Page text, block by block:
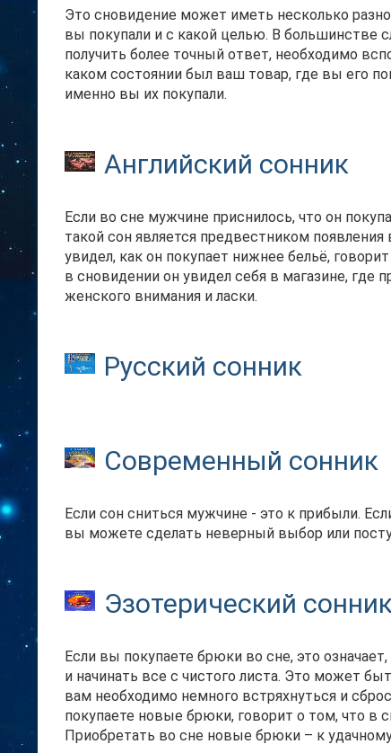
Это сновидение может иметь несколько
вы покупали и с какой целью. В большинстве
получить более точный ответ, необходимо
каком состоянии был ваш товар, где вы его
именно вы их покупали.
Английский сонник
Если во сне мужчине приснилось, что он
такой сон является предвестником
увидел, как он покупает нижнее бельё,
в сновидении он увидел себя в магазине, где
женского внимания и ласки.
Русский сонник
Современный сонник
Если сон сниться мужчине - это к прибыли.
вы можете сделать неверный выбор или
Эзотерический сонник
Если вы покупаете брюки во сне, это
и начинать все с чистого листа. Это может
вам необходимо немного встряхнуться и
покупаете новые брюки, говорит о том, что в
Приобретать во сне новые брюки – к